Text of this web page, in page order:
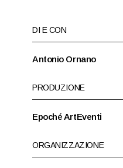
DI E CON
Antonio Ornano
PRODUZIONE
Epoché ArtEventi
ORGANIZZAZIONE